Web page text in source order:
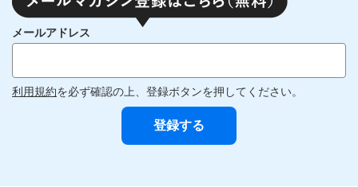
メールアドレス
利用規約を必ず確認の上、登録ボタンを押してください。